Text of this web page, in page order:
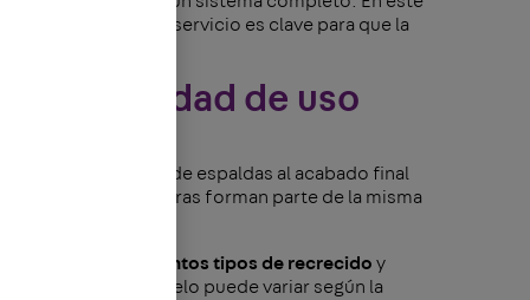
y puntos de servicio es clave para que la
y flexibilidad de uso
puede diseñarse de espaldas al acabado final
posición de aperturas forman parte de la misma
para distintos tipos de recrecido y
el acabado del suelo puede variar según la